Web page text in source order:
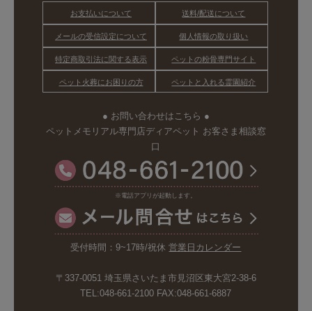
お支払いについて 送料/配送について
メールの受信設定について 個人情報の取り扱い
特定商取引法に関する表示 ペットの粉骨専門サイト
ペット火葬にお困りの方 ペットと入れる霊園紹介
● お問い合わせはこちら ●
ペットメモリアル専門店ディアペット お客さま相談窓
口
※電話アプリが起動します。
受付時間：9~17時/祝休営業日カレンダー
〒337-0051 埼玉県さいたま市見沼区東大宮2-38-6
TEL:048-661-2100 FAX:048-661-6887